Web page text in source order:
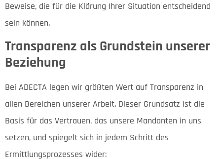
Beweise, die für die Klärung Ihrer Situation entscheidend
sein können.
Transparenz als Grundstein unserer
Beziehung
Bei ADECTA legen wir größten Wert auf Transparenz in
allen Bereichen unserer Arbeit. Dieser Grundsatz ist die
Basis für das Vertrauen, das unsere Mandanten in uns
setzen, und spiegelt sich in jedem Schritt des
Ermittlungsprozesses wider: